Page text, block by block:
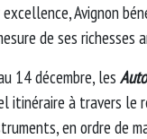
Avignon
de ses richesses
14 décembre, les
itinéraire à travers le
en ordre de